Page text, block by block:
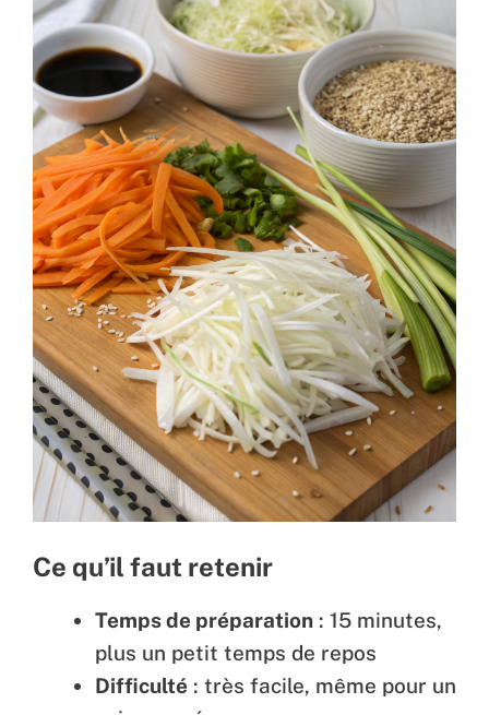
Ce qu’il faut retenir
Temps de préparation : 15 minutes,
plus un petit temps de repos
Difficulté : très facile, même pour un